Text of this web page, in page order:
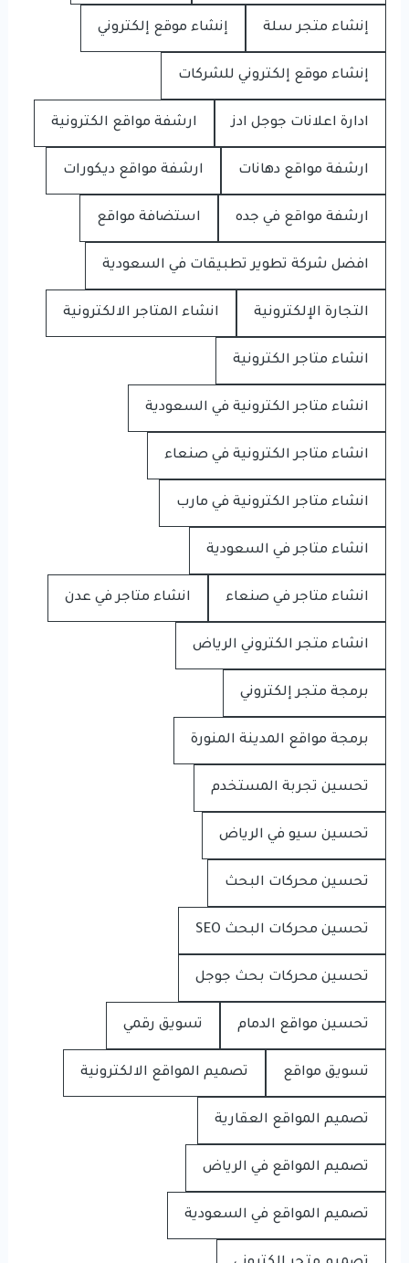
إنشاء متجر سلة إنشاء موقع إلكتروني
إنشاء موقع إلكتروني للشركات
ادارة اعلانات جوجل ادز ارشفة مواقع الكترونية
ارشفة مواقع دهانات ارشفة مواقع ديكورات
ارشفة مواقع في جده استضافة مواقع
افضل شركة تطوير تطبيقات في السعودية
التجارة الإلكترونية انشاء المتاجر الالكترونية
انشاء متاجر الكترونية
انشاء متاجر الكترونية في السعودية
انشاء متاجر الكترونية في صنعاء
انشاء متاجر الكترونية في مارب
انشاء متاجر في السعودية
انشاء متاجر في صنعاء انشاء متاجر في عدن
انشاء متجر الكتروني الرياض
برمجة متجر إلكتروني
برمجة مواقع المدينة المنورة
تحسين تجربة المستخدم
تحسين سيو في الرياض
تحسين محركات البحث
تحسين محركات البحث SEO
تحسين محركات بحث جوجل
تحسين مواقع الدمام تسويق رقمي
تسويق مواقع تصميم المواقع الالكترونية
تصميم المواقع العقارية
تصميم المواقع في الرياض
تصميم المواقع في السعودية